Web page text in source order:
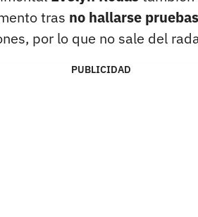
tras no hallarse
por lo que no sale del
PUBLICIDAD